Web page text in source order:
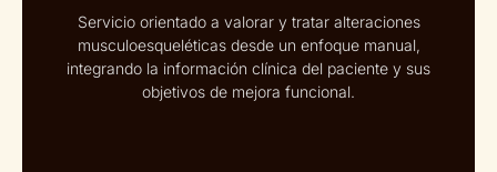
Servicio orientado a valorar y tratar alteraciones
musculoesqueléticas desde un enfoque manual,
integrando la información clínica del paciente y sus
objetivos de mejora funcional.